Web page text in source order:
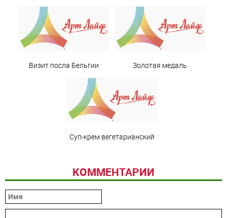
Визит посла Бельгии Золотая медаль
Суп-крем вегетарианский
КОММЕНТАРИИ